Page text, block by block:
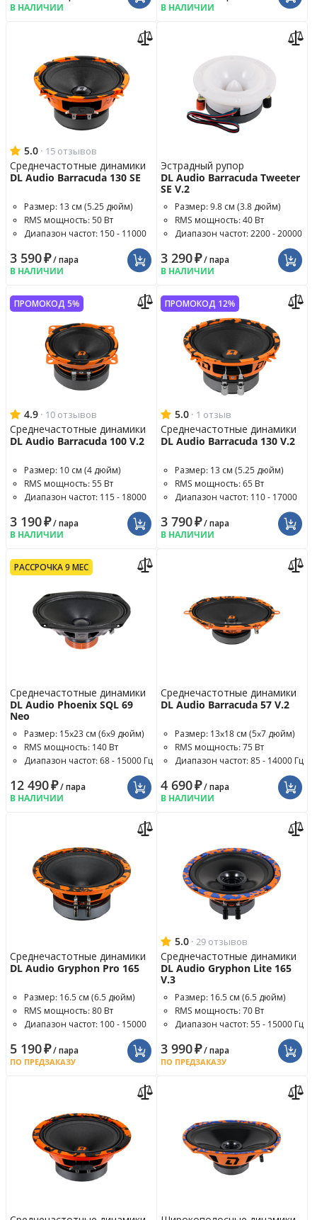
В НАЛИЧИИ
В НАЛИЧИИ
5.0 · 15 отзывов
Среднечастотные динамики
DL Audio Barracuda 130 SE
Размер: 13 см (5.25 дюйм)
RMS мощность: 50 Вт
Диапазон частот: 150 - 11000
3 590₽/ пара
В НАЛИЧИИ
Эстрадный рупор
DL Audio Barracuda Tweeter
SE V.2
Размер: 9.8 см (3.8 дюйм)
RMS мощность: 40 Вт
Диапазон частот: 2200 - 20000
3 290₽/ пара
В НАЛИЧИИ
ПРОМОКОД 5%
4.9 · 10 отзывов
Среднечастотные динамики
DL Audio Barracuda 100 V.2
Размер: 10 см (4 дюйм)
RMS мощность: 55 Вт
Диапазон частот: 115 - 18000
3 190₽/ пара
В НАЛИЧИИ
ПРОМОКОД 12%
5.0 · 1 отзыв
Среднечастотные динамики
DL Audio Barracuda 130 V.2
Размер: 13 см (5.25 дюйм)
RMS мощность: 65 Вт
Диапазон частот: 110 - 17000
3 790₽/ пара
В НАЛИЧИИ
РАССРОЧКА 9 МЕС
Среднечастотные динамики
DL Audio Phoenix SQL 69
Neo
Размер: 15x23 см (6x9 дюйм)
RMS мощность: 140 Вт
Диапазон частот: 68 - 15000 Гц
12 490₽/ пара
В НАЛИЧИИ
Среднечастотные динамики
DL Audio Barracuda 57 V.2
Размер: 13x18 см (5x7 дюйм)
RMS мощность: 75 Вт
Диапазон частот: 85 - 14000 Гц
4 690₽/ пара
В НАЛИЧИИ
Среднечастотные динамики
DL Audio Gryphon Pro 165
Размер: 16.5 см (6.5 дюйм)
RMS мощность: 80 Вт
Диапазон частот: 100 - 15000
5 190₽/ пара
ПО ПРЕДЗАКАЗУ
5.0 · 29 отзывов
Среднечастотные динамики
DL Audio Gryphon Lite 165
V.3
Размер: 16.5 см (6.5 дюйм)
RMS мощность: 70 Вт
Диапазон частот: 55 - 15000 Гц
3 990₽/ пара
ПО ПРЕДЗАКАЗУ